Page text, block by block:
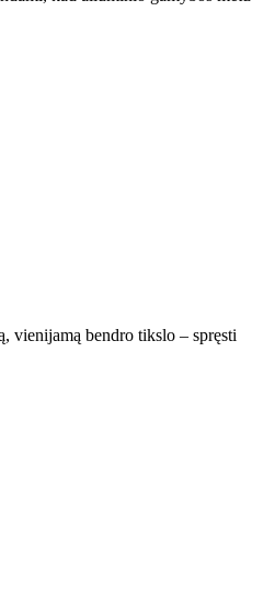
vienijamą bendro tikslo – spręsti